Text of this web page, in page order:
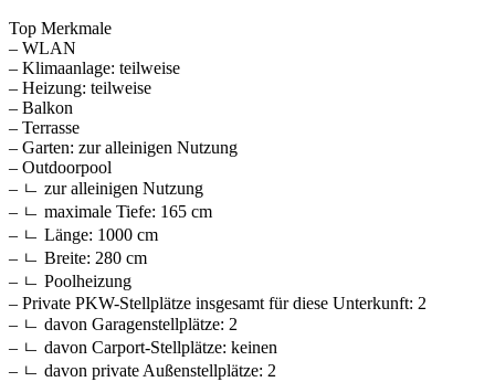
Top Merkmale
– WLAN
– Klimaanlage: teilweise
– Heizung: teilweise
– Balkon
– Terrasse
– Garten: zur alleinigen Nutzung
– Outdoorpool
– ㄴ zur alleinigen Nutzung
– ㄴ maximale Tiefe: 165 cm
– ㄴ Länge: 1000 cm
– ㄴ Breite: 280 cm
– ㄴ Poolheizung
– Private PKW-Stellplätze insgesamt für diese Unterkunft: 2
– ㄴ davon Garagenstellplätze: 2
– ㄴ davon Carport-Stellplätze: keinen
– ㄴ davon private Außen­stellplätze: 2